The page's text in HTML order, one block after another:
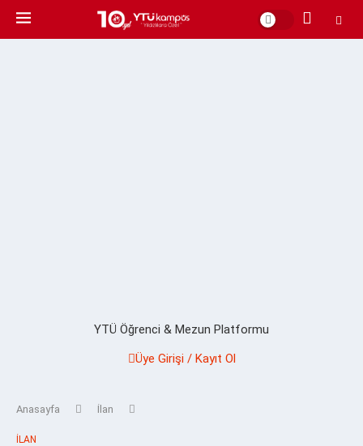
YTÜ Öğrenci & Mezun Platformu
Üye Girişi / Kayıt Ol
Anasayfa İlan
İLAN